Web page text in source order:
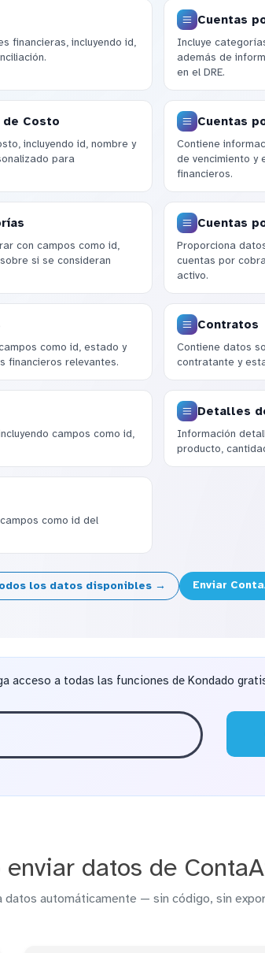
financieras, incluyendo id,
Cuentas
Incluye
además de
en el DRE.
de Costo
incluyendo id, nombre y
para
Cuentas
Contiene
de vencimiento y
financieros.
con campos como id,
si se consideran
Cuentas
Proporciona
cuentas por
activo.
como id, estado y
financieros relevantes.
Contratos
Contiene datos
contratante y
campos como id,
Detalles
Información
producto,
como id del
los datos disponibles → Enviar
acceso a todas las funciones de Kondado
enviar datos de
datos automáticamente — sin código, sin